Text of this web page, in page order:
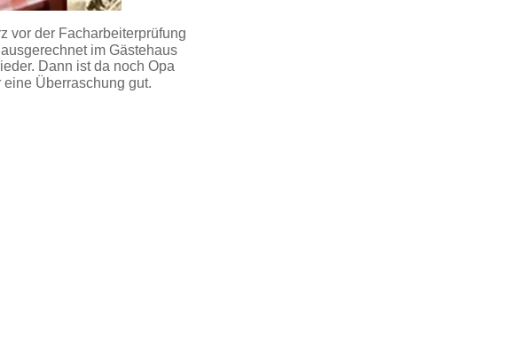
vor der Facharbeiterprüfung
im Gästehaus
Dann ist da noch Opa
Überraschung gut.